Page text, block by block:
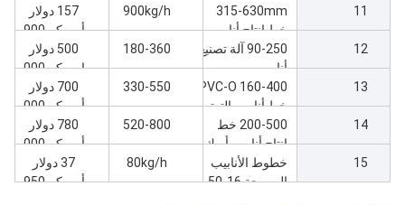
الصحي الكبيرة
250-400 مم PVC
11
315-630mm
خط إنتاج أنابيب
PVC كبيرة الحجم
900kg/h
157 دولار
أمريكي900
12
90-250 آلة تصنيع
أنابيب من
البيفيكس-أو
180-360
500 دولار
امريكي000
13
160-400 PVC-O
خط أنابيب التوتر
الثنائي
330-550
700 دولار
أمريكي000
14
200-500 خط
إنتاج أنابيب أوبك
ضمان MRS500
520-800
780 دولار
أمريكي000
15
خطوط الأنابيب
المموجة 16-50
80kg/h
37 دولار
أمريكي950